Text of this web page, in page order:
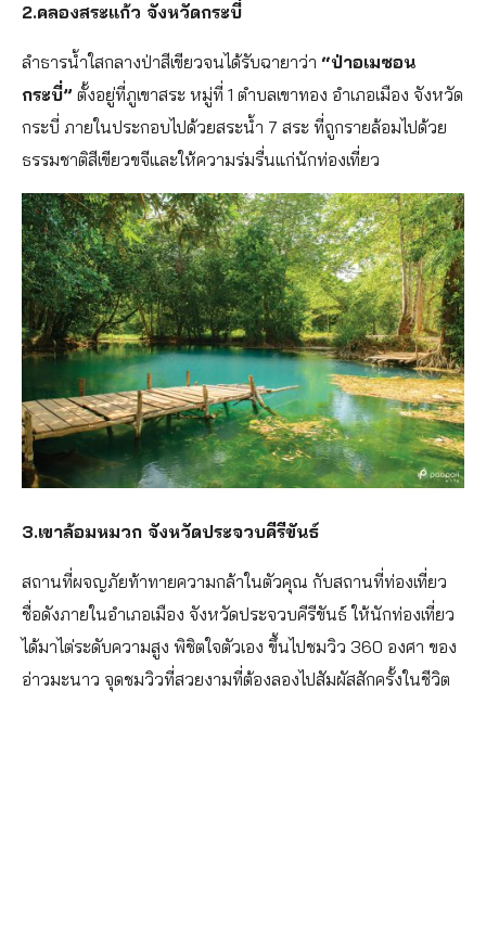
2.คลองสระแก้ว จังหวัดกระบี่
ลำธารน้ำใสกลางป่าสีเขียวจนได้รับฉายาว่า “ป่าอเมซอน
กระบี่” ตั้งอยู่ที่ภูเขาสระ หมู่ที่ 1 ตำบลเขาทอง อำเภอเมือง จังหวัด
กระบี่ ภายในประกอบไปด้วยสระน้ำ 7 สระ ที่ถูกรายล้อมไปด้วย
ธรรมชาติสีเขียวขจีและให้ความร่มรื่นแก่นักท่องเที่ยว
3.เขาล้อมหมวก จังหวัดประจวบคีรีขันธ์
สถานที่ผจญภัยท้าทายความกล้าในตัวคุณ กับสถานที่ท่องเที่ยว
ชื่อดังภายในอำเภอเมือง จังหวัดประจวบคีรีขันธ์ ให้นักท่องเที่ยว
ได้มาไต่ระดับความสูง พิชิตใจตัวเอง ขึ้นไปชมวิว 360 องศา ของ
อ่าวมะนาว จุดชมวิวที่สวยงามที่ต้องลองไปสัมผัสสักครั้งในชีวิต